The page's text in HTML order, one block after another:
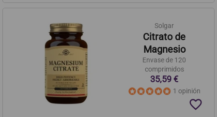
Solgar
Citrato de
Magnesio
Envase de 120
comprimidos
35,59 €
1 opinión
favorite_border